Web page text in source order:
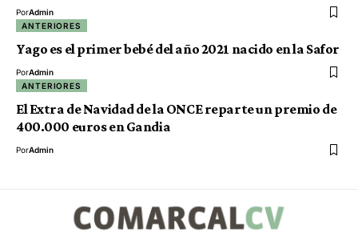
PorAdmin
ANTERIORES
Yago es el primer bebé del año 2021 nacido en la Safor
PorAdmin
ANTERIORES
El Extra de Navidad de la ONCE reparte un premio de
400.000 euros en Gandia
PorAdmin